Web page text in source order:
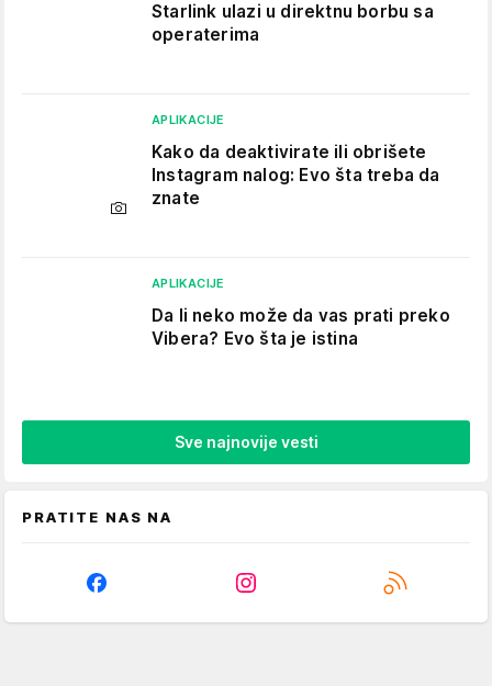
Starlink ulazi u direktnu borbu sa
operaterima
APLIKACIJE
Kako da deaktivirate ili obrišete
Instagram nalog: Evo šta treba da
znate
APLIKACIJE
Da li neko može da vas prati preko
Vibera? Evo šta je istina
Sve najnovije vesti
PRATITE NAS NA